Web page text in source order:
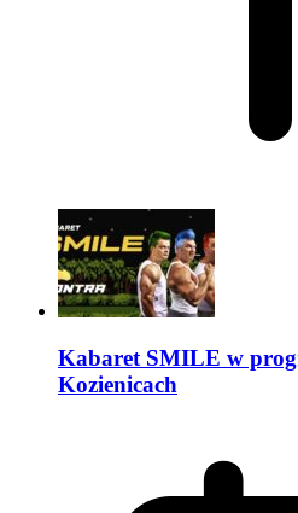
Kabaret SMILE w
Kozienicach